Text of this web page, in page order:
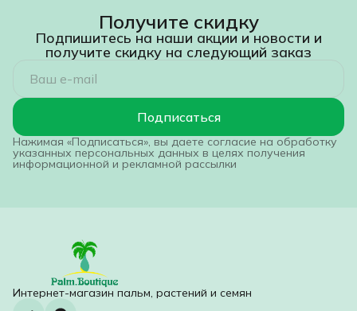
Получите скидку
Подпишитесь на наши акции и новости и
получите скидку на следующий заказ
Подписаться
Нажимая «Подписаться», вы даете согласие на обработку
указанных персональных данных в целях получения
информационной и рекламной рассылки
Интернет-магазин пальм, растений и семян